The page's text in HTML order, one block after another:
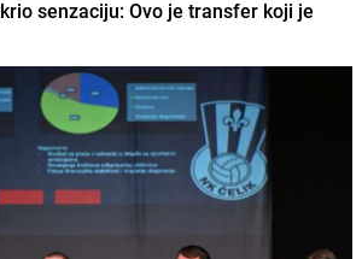
senzaciju: Ovo je transfer koji je